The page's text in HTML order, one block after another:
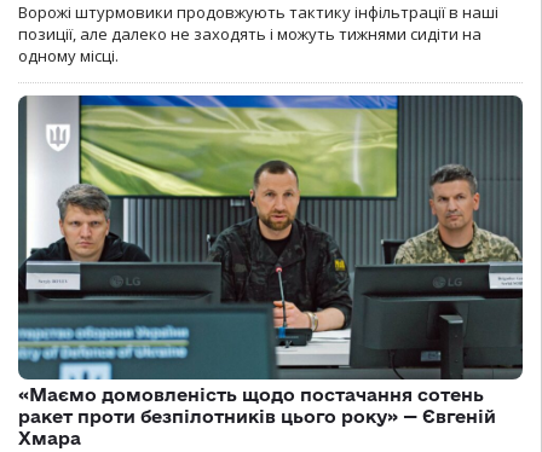
Ворожі штурмовики продовжують тактику інфільтрації в наші
позиції, але далеко не заходять і можуть тижнями сидіти на
одному місці.
«Маємо домовленість щодо постачання сотень
ракет проти безпілотників цього року» — Євгеній
Хмара